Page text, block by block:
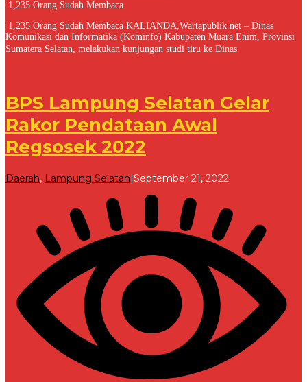
1,235 Orang Sudah Membaca
1,235 Orang Sudah Membaca KALIANDA,Wartapublik.net – Dinas
Komunikasi dan Informatika (Kominfo) Kabupaten Muara Enim, Provinsi
Sumatera Selatan, melakukan kunjungan studi tiru ke Dinas
BPS Lampung Selatan Gelar
Rakor Pendataan Awal
Regsosek 2022
Daerah, Lampung Selatan|September 21, 2022